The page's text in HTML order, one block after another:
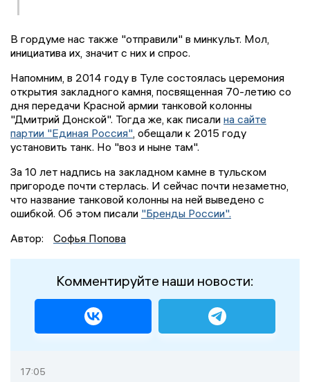
В гордуме нас также "отправили" в минкульт. Мол,
инициатива их, значит с них и спрос.
Напомним, в 2014 году в Туле состоялась церемония
открытия закладного камня, посвященная 70-летию со
дня передачи Красной армии танковой колонны
"Дмитрий Донской". Тогда же, как писали на сайте
партии "Единая Россия", обещали к 2015 году
установить танк. Но "воз и ныне там".
За 10 лет надпись на закладном камне в тульском
пригороде почти стерлась. И сейчас почти незаметно,
что название танковой колонны на ней выведено с
ошибкой. Об этом писали "Бренды России".
Автор:
Софья Попова
Комментируйте наши новости:
17:05